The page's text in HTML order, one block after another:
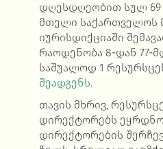
დღესდღეობით სულ 69
მთელი საქართველოს
იურისდიქციაში
რაოდენობა 8-დან 77-
საშუალოდ 1
შეადგენს.
თავის მხრივ,
დირექტორებს
დირექტორების